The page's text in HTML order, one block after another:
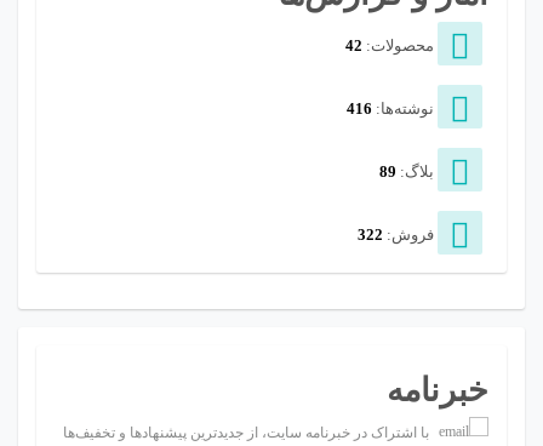
محصولات: 42
نوشته‌ها: 416
بلاگ: 89
فروش: 322
خبرنامه
با اشتراک در خبرنامه سایت، از جدیدترین پیشنهادها و تخفیف‌ها